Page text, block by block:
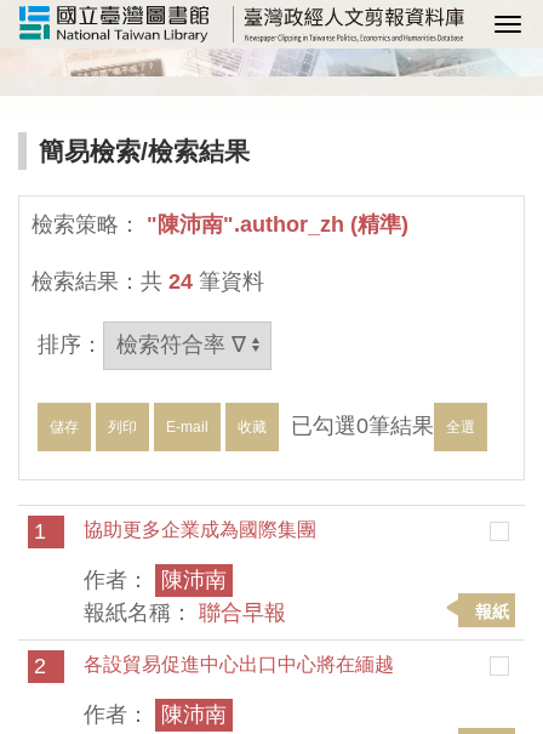
選
簡易檢索/檢索結果
檢索策略： "陳沛南".author_zh (精準)
檢索結果：共 24 筆資料
排序：
儲存 列印 E-mail 收藏 已勾選0筆結果 全選
1 協助更多企業成為國際集團
作者：
陳沛南
報紙名稱： 聯合早報 報紙
2 各設貿易促進中心出口中心將在緬越
作者：
陳沛南